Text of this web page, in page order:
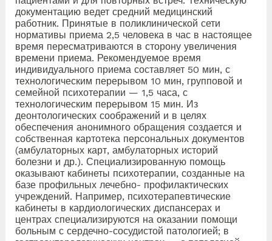
документацию ведет средний медицинский
работник. Принятые в поликлинической сети
нормативы приема 2,5 человека в час в настоящее
время пересматриваются в сторону увеличения
времени приема. Рекомендуемое время
индивидуального приема составляет 50 мин, с
технологическим перерывом 10 мин, групповой и
семейной психотерапии — 1,5 часа, с
технологическим перерывом 15 мин. Из
деонтологических соображений и в целях
обеспечения анонимного обращения создается и
собственная картотека персональных документов
(амбулаторных карт, амбулаторных историй
болезни и др.). Специализированную помощь
оказывают кабинеты психотерапии, созданные на
базе профильных лечебно- профилактических
учреждений. Например, психотерапевтические
кабинеты в кардиологических диспансерах и
центрах специализируются на оказании помощи
больным с сердечно-сосудистой патологией; в